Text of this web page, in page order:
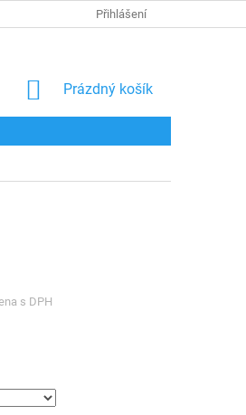
Přihlášení
NÁKUPNÍ
Prázdný košík